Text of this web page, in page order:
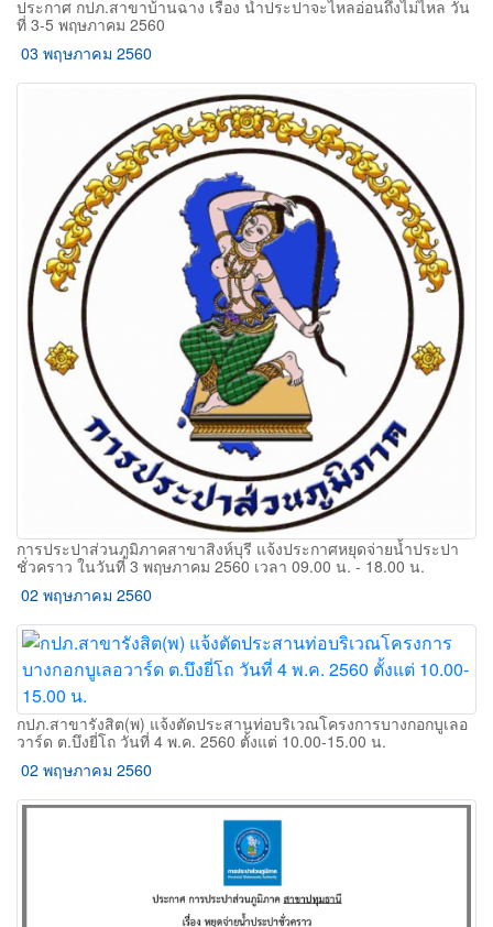
ประกาศ กปภ.สาขาบ้านฉาง เรื่อง น้ำประปาจะไหลอ่อนถึงไม่ไหล วัน
ที่ 3-5 พฤษภาคม 2560
03 พฤษภาคม 2560
การประปาส่วนภูมิภาคสาขาสิงห์บุรี แจ้งประกาศหยุดจ่ายน้ำประปา
ชั่วคราว ในวันที่ 3 พฤษภาคม 2560 เวลา 09.00 น. - 18.00 น.
02 พฤษภาคม 2560
กปภ.สาขารังสิต(พ) แจ้งตัดประสานท่อบริเวณโครงการบางกอกบูเลอ
วาร์ด ต.บึงยี่โถ วันที่ 4 พ.ค. 2560 ตั้งแต่ 10.00-15.00 น.
02 พฤษภาคม 2560